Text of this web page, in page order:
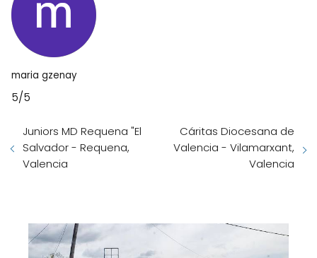
maria gzenay
5/5
Juniors MD Requena "El
Salvador - Requena,
Valencia
Cáritas Diocesana de
Valencia - Vilamarxant,
Valencia